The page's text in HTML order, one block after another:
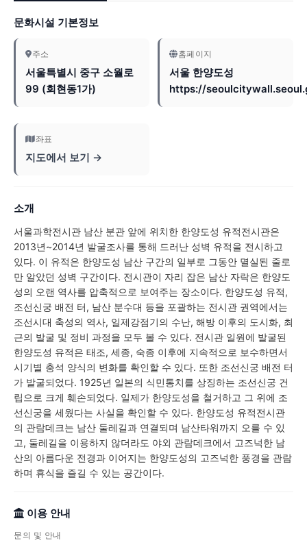
문화시설 기본정보
주소
서울특별시 중구 소월로
99 (회현동1가)
홈페이지
서울 한양도성
https://
좌표
지도에서 보기 →
소개
서울과학전시관 남산 분관 앞에 위치한 한양도성 유적전시관은
2013년~2014년 발굴조사를 통해 드러난 성벽 유적을 전시하고
있다. 이 유적은 한양도성 남산 구간의 일부로 그동안 멸실된 줄로
만 알았던 성벽 구간이다. 전시관이 자리 잡은 남산 자락은 한양도
성의 오랜 역사를 압축적으로 보여주는 장소이다. 한양도성 유적,
조선신궁 배전 터, 남산 분수대 등을 포괄하는 전시관 권역에서는
조선시대 축성의 역사, 일제강점기의 수난, 해방 이후의 도시화, 최
근의 발굴 및 정비 과정을 모두 볼 수 있다. 전시관 일원에 발굴된
한양도성 유적은 태조, 세종, 숙종 이후에 지속적으로 보수하면서
시기별 충석 양식의 변화를 확인할 수 있다. 또한 조선신궁 배전 터
가 발굴되었다. 1925년 일본의 식민통치를 상징하는 조선신궁 건
립으로 크게 훼손되었다. 일제가 한양도성을 철거하고 그 위에 조
선신궁을 세웠다는 사실을 확인할 수 있다. 한양도성 유적전시관
의 관람데크는 남산 둘레길과 연결되며 남산타워까지 오를 수 있
고, 둘레길을 이용하지 않더라도 야외 관람데크에서 고즈넉한 남
산의 아름다운 전경과 이어지는 한양도성의 고즈넉한 풍경을 관람
하며 휴식을 즐길 수 있는 공간이다.
이용 안내
문의 및 안내